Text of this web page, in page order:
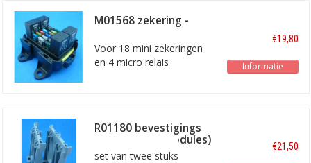
M01568 zekering -
Voor 18 mini zekeringen
en 4 micro relais
€19,80
Informatie
R01180 bevestigings
oren hoog (2 modules)
set van twee stuks
€21,50